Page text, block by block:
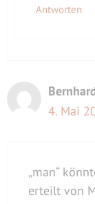
Antworten
4. Mai
„man“
erteilt von